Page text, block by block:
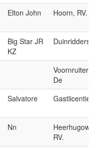
Elton John Hoorn, RV.
Big Star JR
KZ
Duinridders,
Voornruiters,
De
Salvatore Gastlicentie,
Nn
RV.